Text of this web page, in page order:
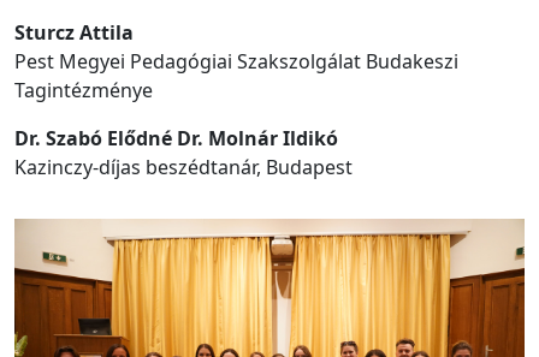
Sturcz Attila
Pest Megyei Pedagógiai Szakszolgálat Budakeszi
Tagintézménye
Dr. Szabó Elődné Dr. Molnár Ildikó
Kazinczy-díjas beszédtanár, Budapest